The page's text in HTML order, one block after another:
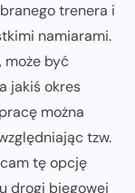
trenera i
namiarami.
może być
jakiś okres
można
tzw.
tę opcję
drogi biegowej